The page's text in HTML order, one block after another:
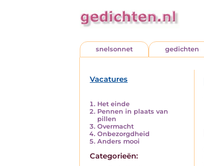
snelsonnet gedichten
Vacatures
Het einde
Pennen in plaats van
pillen
Overmacht
Onbezorgdheid
Anders mooi
Categorieën: